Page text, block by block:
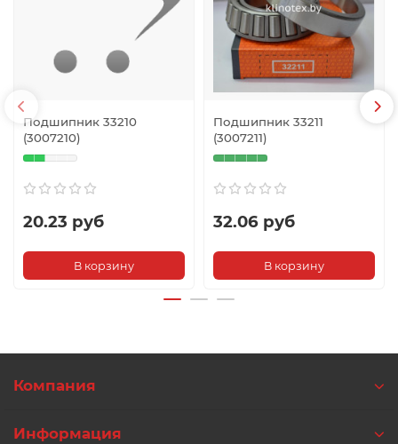
Подшипник 33210
(3007210)
20.23 руб
В корзину
Подшипник 33211
(3007211)
32.06 руб
В корзину
Компания
Информация